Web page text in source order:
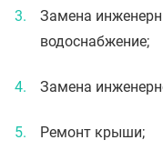
Замена
водоснабжение;
Замена
Ремонт крыши;